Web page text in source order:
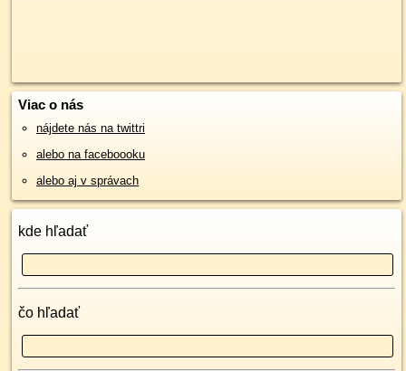
Viac o nás
nájdete nás na twittri
alebo na faceboooku
alebo aj v správach
kde hľadať
čo hľadať